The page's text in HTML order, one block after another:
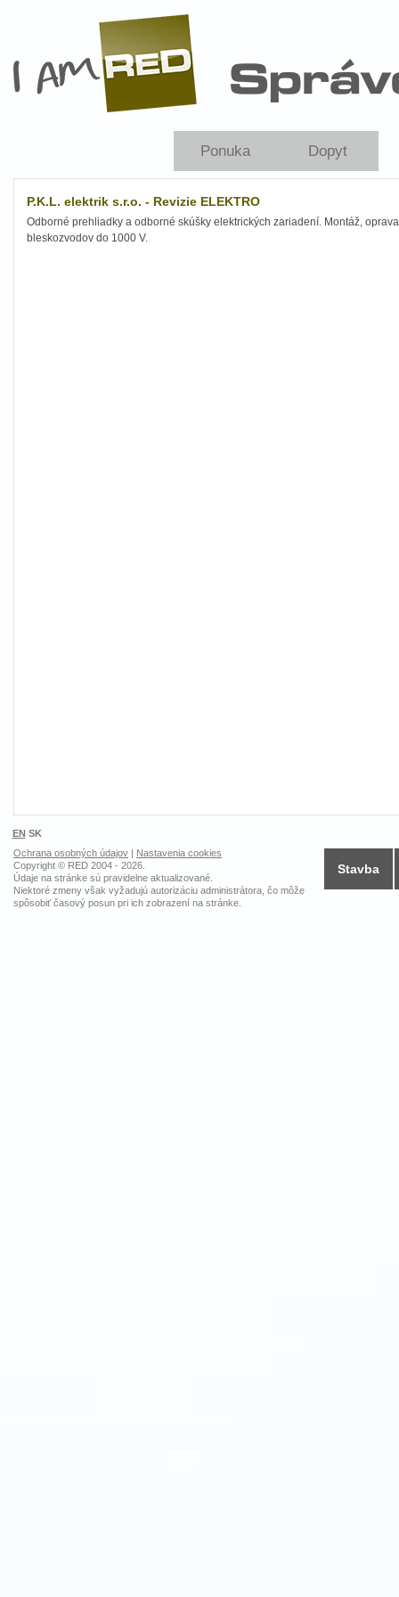
Skip to main content
Ponuka Dopyt
P.K.L. elektrik s.r.o. - Revizie ELEKTRO
Odborné prehliadky a odborné skúšky elektrických zariadení. Montáž,
bleskozvodov do 1000 V.
Stavba
EN SK
Ochrana osobných údajov | Nastavenia cookies
Copyright © RED 2004 - 2026.
Údaje na stránke sú pravidelne aktualizované.
Niektoré zmeny však vyžadujú autorizáciu administrátora, čo môže
spôsobiť časový posun pri ich zobrazení na stránke.